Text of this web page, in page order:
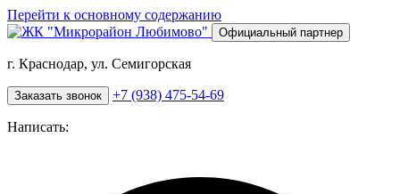
Перейти к основному содержанию
Официальный партнер
г. Краснодар, ул. Семигорская
Заказать звонок +7 (938) 475-54-69
Написать: